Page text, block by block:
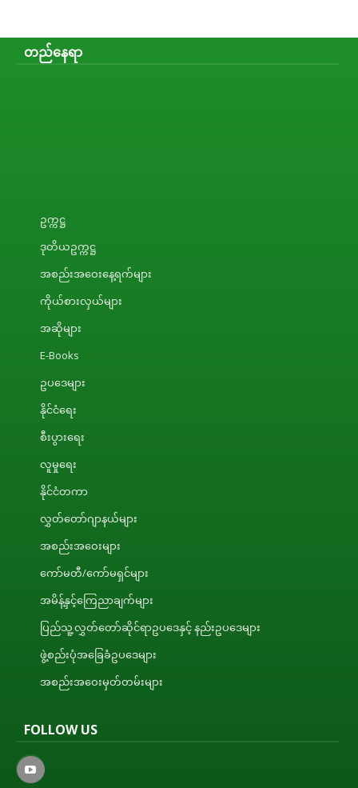
တည်နေရာ
ဥက္ကဋ္ဌ
ဒုတိယဥက္ကဋ္ဌ
အစည်းအဝေးနေ့ရက်များ
ကိုယ်စားလှယ်များ
အဆိုများ
E-Books
ဥပဒေများ
နိုင်ငံရေး
စီးပွားရေး
လူမှုရေး
နိုင်ငံတကာ
လွှတ်တော်ဂျာနယ်များ
အစည်းအဝေးများ
ကော်မတီ/ကော်မရှင်များ
အမိန့်နှင့်ကြေညာချက်များ
ပြည်သူ့လွှတ်တော်ဆိုင်ရာဥပဒေနှင့် နည်းဥပဒေများ
ဖွဲ့စည်းပုံအခြေခံဥပဒေများ
အစည်းအဝေးမှတ်တမ်းများ
FOLLOW US